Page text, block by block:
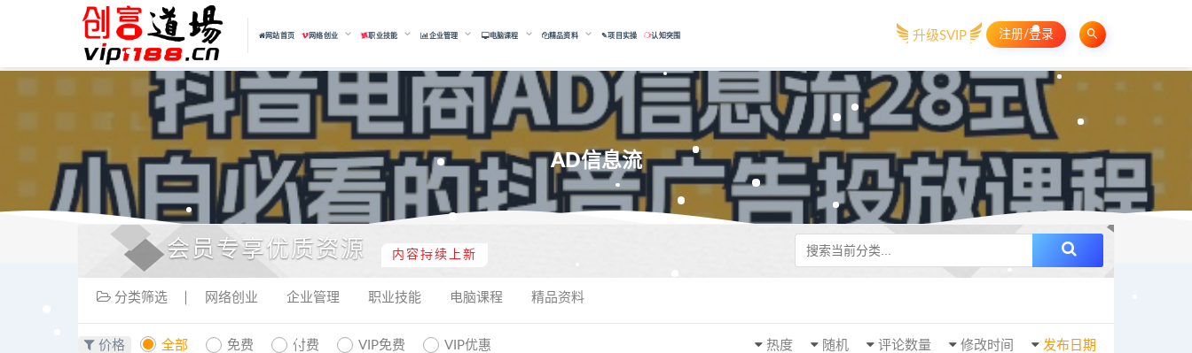
网站首页 网络创业 职业技能 企业管理 电脑课程 精品资料 ✎项目实操 认知突围 升级SVIP 注册/登录
AD信息流
会员专享优质资源 内容持续上新
分类筛选 网络创业 企业管理 职业技能 电脑课程 精品资料
价格 全部 免费 付费 VIP免费 VIP优惠 发布日期
修改时间
评论数量
随机
热度